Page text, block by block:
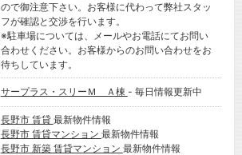
ので御注意下さい。お客様に代わって弊社スタッ
フが確認と交渉を行います。
※駐車場については、メールやお電話にてお問い
合わせください。お客様からのお問い合わせをお
待ちしています。
サープラス・スリーＭ Ａ棟 - 毎日情報更新中
長野市 賃貸 最新物件情報
長野市 賃貸マンション 最新物件情報
長野市 新築 賃貸マンション 最新物件情報